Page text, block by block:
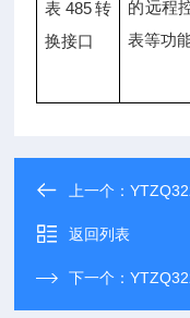
表485转
换接口
的远程
表等功能
上一个：
返回列表
下一个：